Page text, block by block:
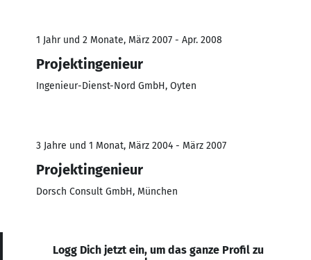
1 Jahr und 2 Monate, März 2007 - Apr. 2008
Projektingenieur
Ingenieur-Dienst-Nord GmbH, Oyten
3 Jahre und 1 Monat, März 2004 - März 2007
Projektingenieur
Dorsch Consult GmbH, München
Logg Dich jetzt ein, um das ganze Profil zu